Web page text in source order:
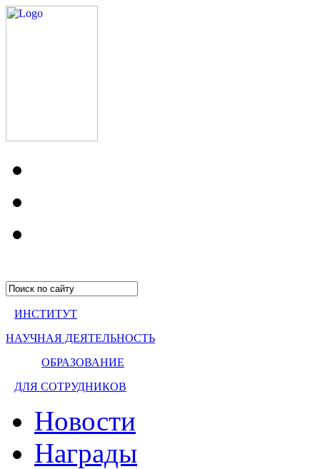
ИНСТИТУТ
НАУЧНАЯ ДЕЯТЕЛЬНОСТЬ
ОБРАЗОВАНИЕ
ДЛЯ СОТРУДНИКОВ
Новости
Награды